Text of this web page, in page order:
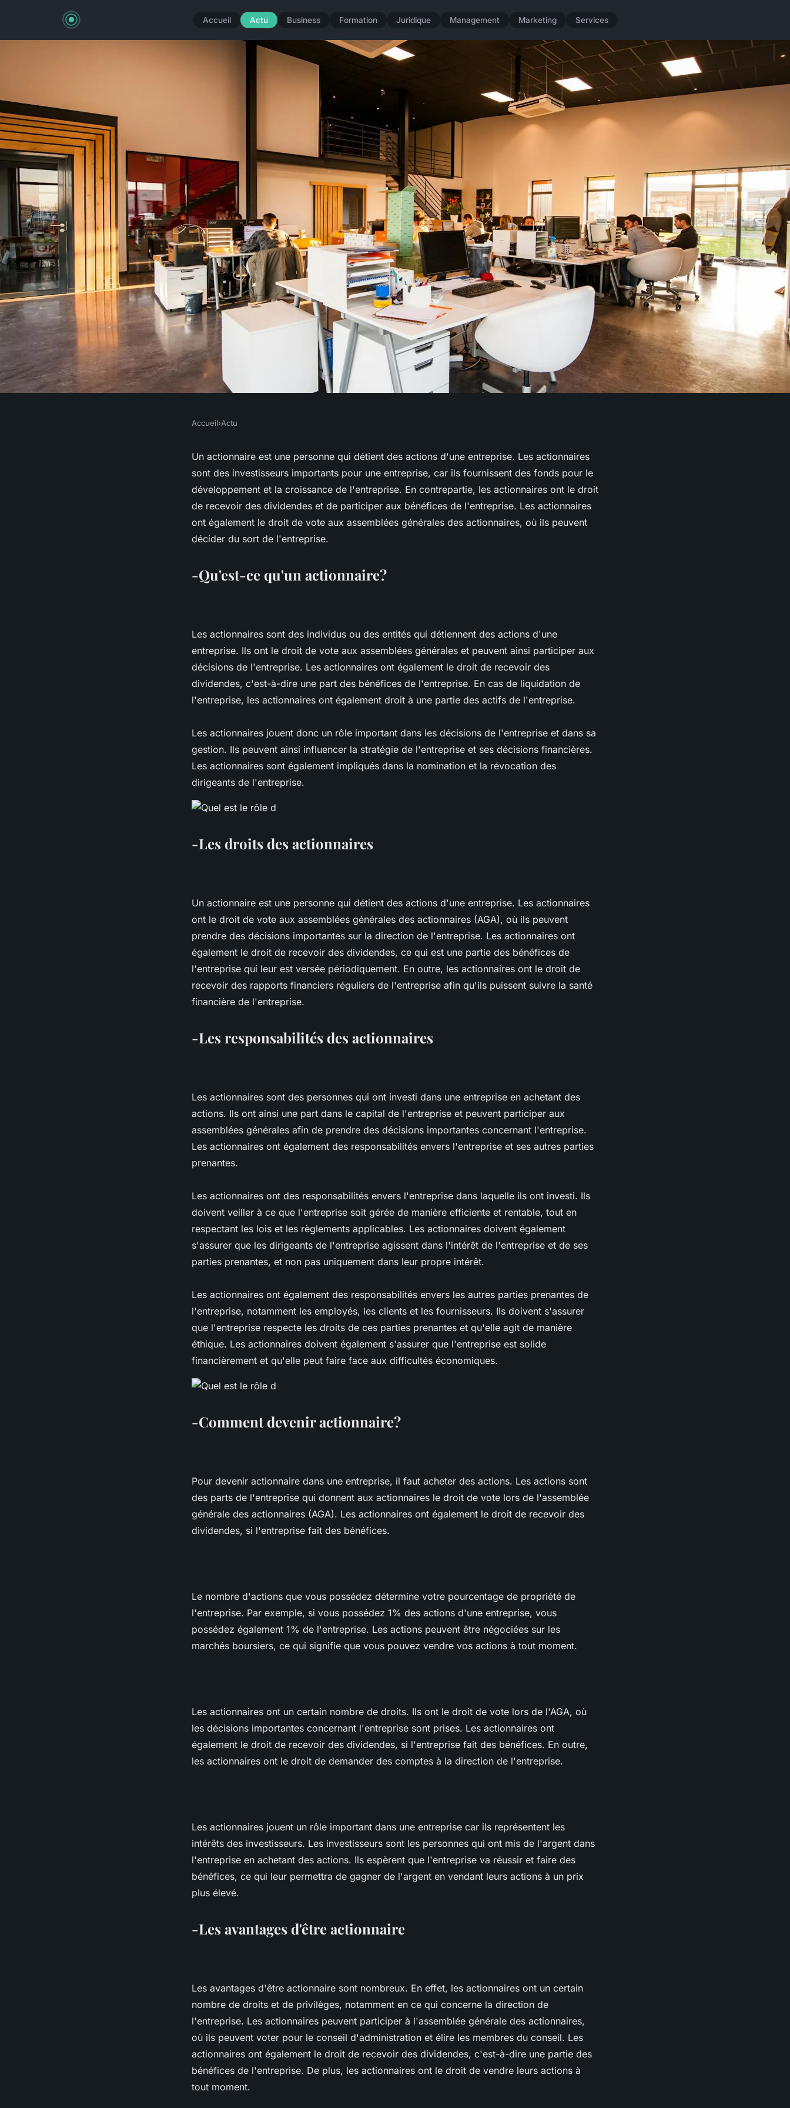
Accueil Actu Business Formation Juridique Management Marketing Services
Quel est le rôle d'un actionnaire dans
une entreprise ?
Accueil›Actu
Un actionnaire est une personne qui détient des actions d'une entreprise. Les actionnaires
sont des investisseurs importants pour une entreprise, car ils fournissent des fonds pour le
développement et la croissance de l'entreprise. En contrepartie, les actionnaires ont le droit
de recevoir des dividendes et de participer aux bénéfices de l'entreprise. Les actionnaires
ont également le droit de vote aux assemblées générales des actionnaires, où ils peuvent
décider du sort de l'entreprise.
-Qu'est-ce qu'un actionnaire?
Les actionnaires sont des individus ou des entités qui détiennent des actions d'une
entreprise. Ils ont le droit de vote aux assemblées générales et peuvent ainsi participer aux
décisions de l'entreprise. Les actionnaires ont également le droit de recevoir des
dividendes, c'est-à-dire une part des bénéfices de l'entreprise. En cas de liquidation de
l'entreprise, les actionnaires ont également droit à une partie des actifs de l'entreprise.
Les actionnaires jouent donc un rôle important dans les décisions de l'entreprise et dans sa
gestion. Ils peuvent ainsi influencer la stratégie de l'entreprise et ses décisions financières.
Les actionnaires sont également impliqués dans la nomination et la révocation des
dirigeants de l'entreprise.
-Les droits des actionnaires
Un actionnaire est une personne qui détient des actions d'une entreprise. Les actionnaires
ont le droit de vote aux assemblées générales des actionnaires (AGA), où ils peuvent
prendre des décisions importantes sur la direction de l'entreprise. Les actionnaires ont
également le droit de recevoir des dividendes, ce qui est une partie des bénéfices de
l'entreprise qui leur est versée périodiquement. En outre, les actionnaires ont le droit de
recevoir des rapports financiers réguliers de l'entreprise afin qu'ils puissent suivre la santé
financière de l'entreprise.
-Les responsabilités des actionnaires
Les actionnaires sont des personnes qui ont investi dans une entreprise en achetant des
actions. Ils ont ainsi une part dans le capital de l'entreprise et peuvent participer aux
assemblées générales afin de prendre des décisions importantes concernant l'entreprise.
Les actionnaires ont également des responsabilités envers l'entreprise et ses autres parties
prenantes.
Les actionnaires ont des responsabilités envers l'entreprise dans laquelle ils ont investi. Ils
doivent veiller à ce que l'entreprise soit gérée de manière efficiente et rentable, tout en
respectant les lois et les règlements applicables. Les actionnaires doivent également
s'assurer que les dirigeants de l'entreprise agissent dans l'intérêt de l'entreprise et de ses
parties prenantes, et non pas uniquement dans leur propre intérêt.
Les actionnaires ont également des responsabilités envers les autres parties prenantes de
l'entreprise, notamment les employés, les clients et les fournisseurs. Ils doivent s'assurer
que l'entreprise respecte les droits de ces parties prenantes et qu'elle agit de manière
éthique. Les actionnaires doivent également s'assurer que l'entreprise est solide
financièrement et qu'elle peut faire face aux difficultés économiques.
-Comment devenir actionnaire?
Pour devenir actionnaire dans une entreprise, il faut acheter des actions. Les actions sont
des parts de l'entreprise qui donnent aux actionnaires le droit de vote lors de l'assemblée
générale des actionnaires (AGA). Les actionnaires ont également le droit de recevoir des
dividendes, si l'entreprise fait des bénéfices.
Le nombre d'actions que vous possédez détermine votre pourcentage de propriété de
l'entreprise. Par exemple, si vous possédez 1% des actions d'une entreprise, vous
possédez également 1% de l'entreprise. Les actions peuvent être négociées sur les
marchés boursiers, ce qui signifie que vous pouvez vendre vos actions à tout moment.
Les actionnaires ont un certain nombre de droits. Ils ont le droit de vote lors de l'AGA, où
les décisions importantes concernant l'entreprise sont prises. Les actionnaires ont
également le droit de recevoir des dividendes, si l'entreprise fait des bénéfices. En outre,
les actionnaires ont le droit de demander des comptes à la direction de l'entreprise.
Les actionnaires jouent un rôle important dans une entreprise car ils représentent les
intérêts des investisseurs. Les investisseurs sont les personnes qui ont mis de l'argent dans
l'entreprise en achetant des actions. Ils espèrent que l'entreprise va réussir et faire des
bénéfices, ce qui leur permettra de gagner de l'argent en vendant leurs actions à un prix
plus élevé.
-Les avantages d'être actionnaire
Les avantages d'être actionnaire sont nombreux. En effet, les actionnaires ont un certain
nombre de droits et de privilèges, notamment en ce qui concerne la direction de
l'entreprise. Les actionnaires peuvent participer à l'assemblée générale des actionnaires,
où ils peuvent voter pour le conseil d'administration et élire les membres du conseil. Les
actionnaires ont également le droit de recevoir des dividendes, c'est-à-dire une partie des
bénéfices de l'entreprise. De plus, les actionnaires ont le droit de vendre leurs actions à
tout moment.